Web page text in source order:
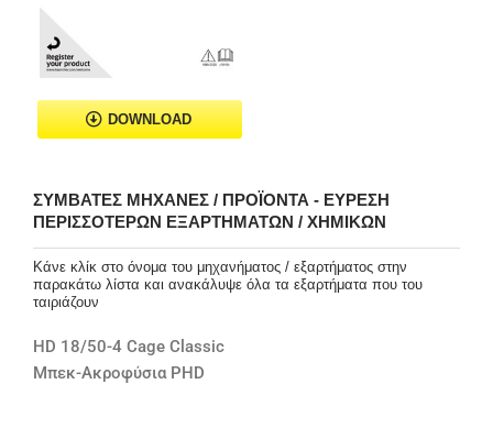
DOWNLOAD
ΣΥΜΒΑΤΈΣ ΜΗΧΑΝΈΣ / ΠΡΟΪΌΝΤΑ - ΕΎΡΕΣΗ
ΠΕΡΙΣΣΌΤΕΡΩΝ ΕΞΑΡΤΗΜΆΤΩΝ / ΧΗΜΙΚΏΝ
Κάνε κλίκ στο όνομα του μηχανήματος / εξαρτήματος στην
παρακάτω λίστα και ανακάλυψε όλα τα εξαρτήματα που του
ταιριάζουν
HD 18/50-4 Cage Classic
Μπεκ-Ακροφύσια PHD